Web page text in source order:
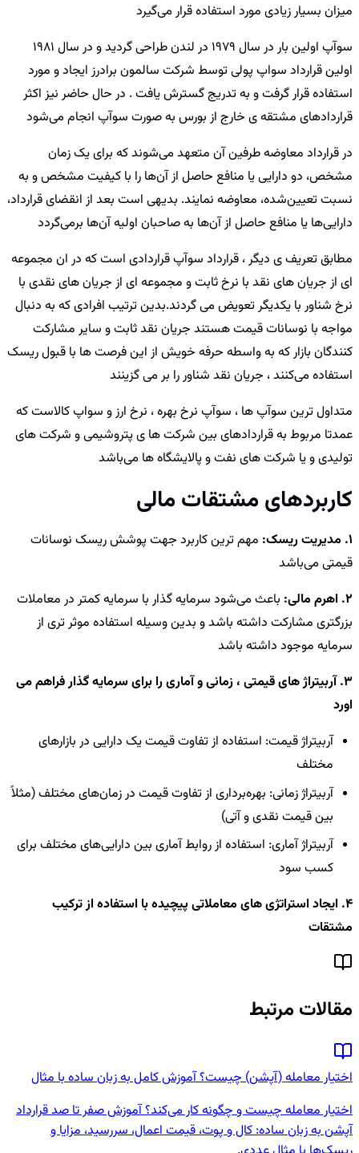
میزان بسیار زیادی مورد استفاده قرار می‌گیرد
سوآپ اولین بار در سال 1979 در لندن طراحی گردید و در سال 1981
اولین قرارداد سواپ پولی توسط شرکت سالمون برادرز ایجاد و مورد
استفاده قرار گرفت و به تدریج گسترش یافت . در حال حاضر نیز اکثر
قراردادهای مشتقه ی خارج از بورس به صورت سوآپ انجام می‌شود
در قرارداد معاوضه طرفین آن متعهد می‌شوند که برای یک زمان
مشخص، دو دارایی یا منافع حاصل از آن‌ها را با کیفیت مشخص و به
نسبت تعیین‌شده، معاوضه نمایند. بدیهی است بعد از انقضای قرارداد،
دارایی‌ها یا منافع حاصل از آن‌ها به صاحبان اولیه آن‌ها برمی‌گردد
مطابق تعریف ی دیگر ، قرارداد سوآپ قراردادی است که در ان مجموعه
ای از جریان های نقد با نرخ ثابت و مجموعه ای از جریان های نقدی با
نرخ شناور با یکدیگر تعویض می گردند.بدین ترتیب افرادی که به دنبال
مواجه با نوسانات قیمت هستند جریان نقد ثابت و سایر مشارکت
کنندگان بازار که به واسطه حرفه خویش از این فرصت ها با قبول ریسک
استفاده می‌کنند ، جریان نقد شناور را بر می گزینند
متداول ترین سوآپ ها ، سوآپ نرخ بهره ، نرخ ارز و سواپ کالاست که
عمدتا مربوط به قراردادهای بین شرکت ها ی پتروشیمی و شرکت های
تولیدی و یا شرکت های نفت و پالایشگاه ها می‌باشد
کاربردهای مشتقات مالی
1. مدیریت ریسک:
مهم ترین کاربرد جهت پوشش ریسک نوسانات
قیمتی می‌باشد
2. اهرم مالی:
باعث می‌شود سرمایه گذار با سرمایه کمتر در معاملات
بزرگتری مشارکت داشته باشد و بدین وسیله استفاده موثر تری از
سرمایه موجود داشته باشد
3. آربیتراژ های قیمتی ، زمانی و آماری را برای سرمایه گذار فراهم می
اورد
آربیتراژ قیمت: استفاده از تفاوت قیمت یک دارایی در بازارهای
مختلف
آربیتراژ زمانی: بهره‌برداری از تفاوت قیمت در زمان‌های مختلف (مثلاً
بین قیمت نقدی و آتی)
آربیتراژ آماری: استفاده از روابط آماری بین دارایی‌های مختلف برای
کسب سود
4. ایجاد استراتژی های معاملاتی پیچیده با استفاده از ترکیب
مشتقات
مقالات مرتبط
اختیار معامله (آپشن) چیست؟ آموزش کامل به زبان ساده با مثال
اختیار معامله چیست و چگونه کار می‌کند؟ آموزش صفر تا صد قرارداد
آپشن به زبان ساده: کال و پوت، قیمت اعمال، سررسید، مزایا و